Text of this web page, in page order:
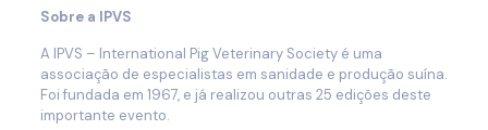
Sobre a IPVS
A IPVS – International Pig Veterinary Society é uma
associação de especialistas em sanidade e produção suína.
Foi fundada em 1967, e já realizou outras 25 edições deste
importante evento.